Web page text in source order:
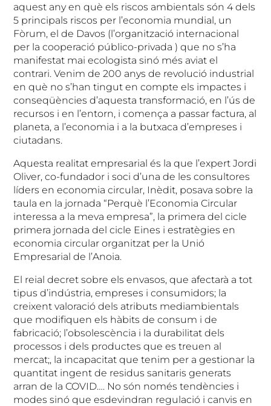
aquest any en què els riscos ambientals són 4 dels
5 principals riscos per l’economia mundial, un
Fòrum, el de Davos (l’organització internacional
per la cooperació público-privada ) que no s’ha
manifestat mai ecologista sinó més aviat el
contrari. Venim de 200 anys de revolució industrial
en què no s’han tingut en compte els impactes i
conseqüències d’aquesta transformació, en l’ús de
recursos i en l’entorn, i comença a passar factura, al
planeta, a l’economia i a la butxaca d’empreses i
ciutadans.
Aquesta realitat empresarial és la que l’expert Jordi
Oliver, co-fundador i soci d’una de les consultores
líders en economia circular, Inèdit, posava sobre la
taula en la jornada “Perquè l’Economia Circular
interessa a la meva empresa”, la primera del cicle
primera jornada del cicle Eines i estratègies en
economia circular organitzat per la Unió
Empresarial de l’Anoia.
El reial decret sobre els envasos, que afectarà a tot
tipus d’indústria, empreses i consumidors; la
creixent valoració dels atributs mediambientals
que modifiquen els hàbits de consum i de
fabricació; l’obsolescència i la durabilitat dels
processos i dels productes que es treuen al
mercat;, la incapacitat que tenim per a gestionar la
quantitat ingent de residus sanitaris generats
arran de la COVID…. No són només tendències i
modes sinó que esdevindran regulació i canvis en